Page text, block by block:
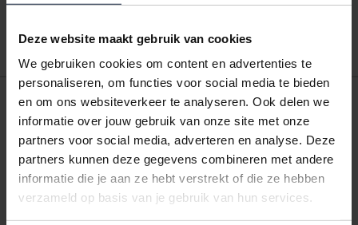
Deze website maakt gebruik van cookies
We gebruiken cookies om content en advertenties te
personaliseren, om functies voor social media te bieden
en om ons websiteverkeer te analyseren. Ook delen we
informatie over jouw gebruik van onze site met onze
partners voor social media, adverteren en analyse. Deze
partners kunnen deze gegevens combineren met andere
informatie die je aan ze hebt verstrekt of die ze hebben
verzameld op basis van je gebruik van hun services.
te bestellen. Uw bestel- en offertelijsten kunt u terugvinden in uw
POSTDOOS BEDRUKKEN
Voor een veilige verzending
VOOR BOEKEN TOT ONDERDELEN
EXTRA STEVIG